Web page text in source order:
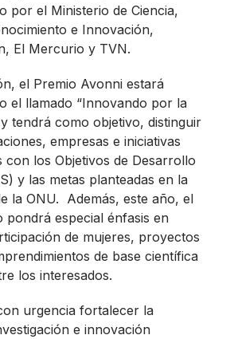
por el Ministerio de Ciencia,
e Innovación,
El Mercurio y TVN.
el Premio Avonni estará
el llamado “Innovando por la
y tendrá como objetivo, distinguir
empresas e iniciativas
con los Objetivos de Desarrollo
y las metas planteadas en la
la ONU. Además, este año, el
pondrá especial énfasis en
de mujeres, proyectos
de base científica
los interesados.
urgencia fortalecer la
e innovación